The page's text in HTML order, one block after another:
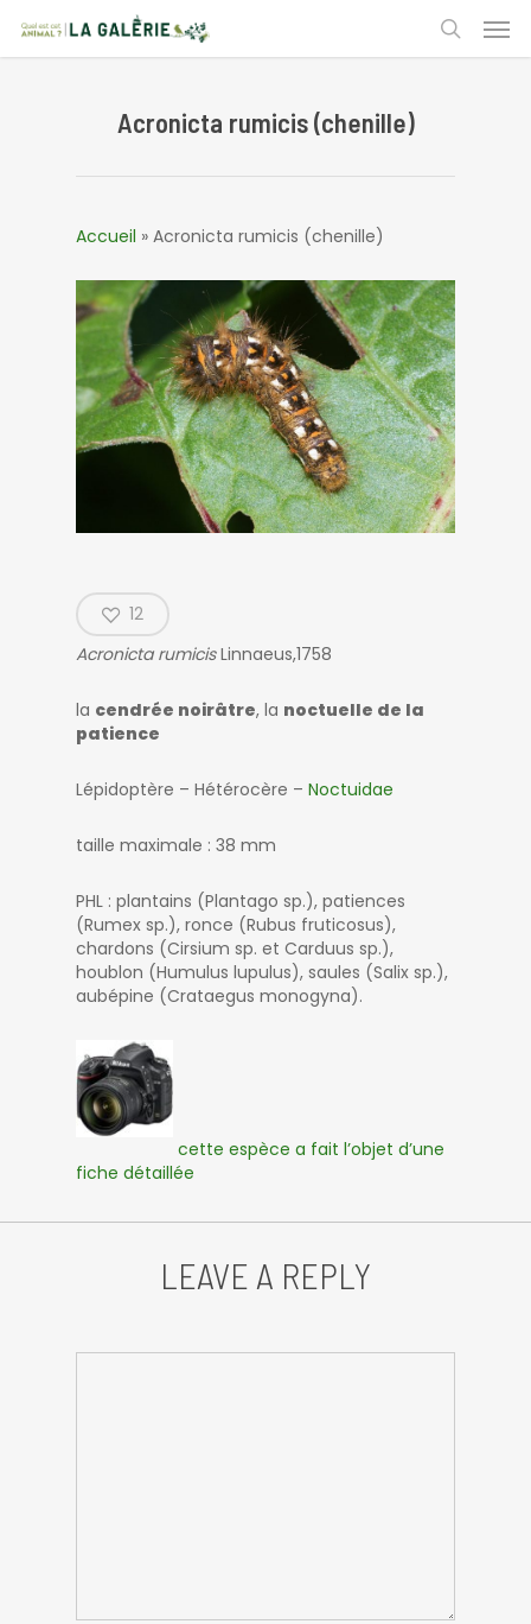
main
search
Acronicta rumicis (chenille)
Accueil » Acronicta rumicis (chenille)
12
Acronicta rumicisLinnaeus,1758
la cendrée noirâtre, la noctuelle de la
patience
Lépidoptère – Hétérocère – Noctuidae
taille maximale : 38 mm
PHL : plantains (Plantago sp.), patiences
(Rumex sp.), ronce (Rubus fruticosus),
chardons (Cirsium sp. et Carduus sp.),
houblon (Humulus lupulus), saules (Salix sp.),
aubépine (Crataegus monogyna).
cette espèce a fait l’objet d’une
fiche détaillée
LEAVE A REPLY